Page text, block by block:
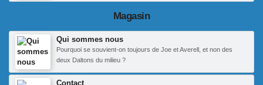
Magasin
Qui sommes nous
Pourquoi se souvient-on toujours de Joe et Averell, et non des
deux Daltons du milieu ?
Contact